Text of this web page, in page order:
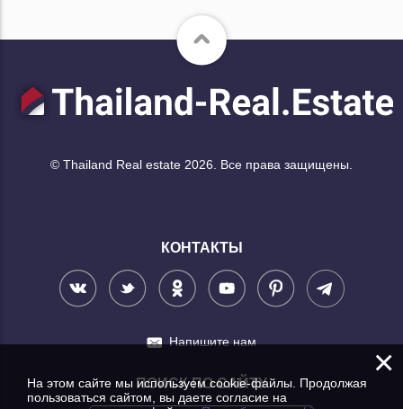
© Thailand Real estate 2026. Все права защищены.
КОНТАКТЫ
Напишите нам
ПОИСК ПО САЙТУ
×
На этом сайте мы используем cookie-файлы. Продолжая
пользоваться сайтом, вы даете согласие на